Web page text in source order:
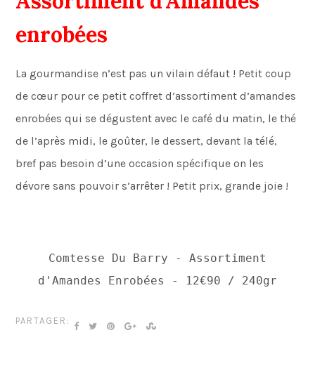
enrobées
La gourmandise n’est pas un vilain défaut ! Petit coup
de cœur pour ce petit coffret d’assortiment d’amandes
enrobées qui se dégustent avec le café du matin, le thé
de l’après midi, le goûter, le dessert, devant la télé,
bref pas besoin d’une occasion spécifique on les
dévore sans pouvoir s’arrêter ! Petit prix, grande joie !
Comtesse Du Barry - Assortiment
d'Amandes Enrobées - 12€90 / 240gr
PARTAGER: